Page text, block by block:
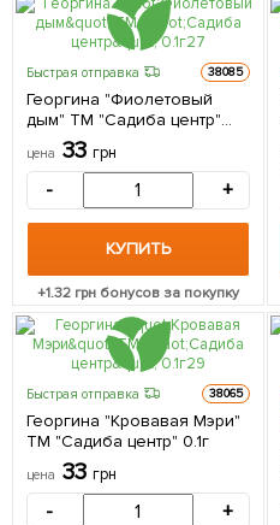
Быстрая отправка 38085
Георгина "Фиолетовый
дым" ТМ "Садиба центр"
цена 33 грн
- +
КУПИТЬ
+1.32 грн бонусов за покупку
Быстрая отправка 38065
Георгина "Кровавая Мэри"
ТМ "Садиба центр" 0.1г
цена 33 грн
- +